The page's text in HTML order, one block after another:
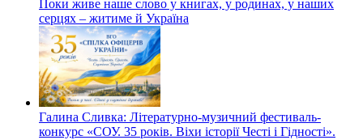
Поки живе наше слово у книгах, у родинах, у наших
серцях – житиме й Україна
Галина Сливка: Літературно-музичний фестиваль-
конкурс «СОУ. 35 років. Віхи історії Честі і Гідності».